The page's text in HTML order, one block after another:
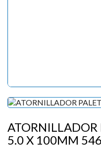
ATORNILLADOR
5.0 X 100MM